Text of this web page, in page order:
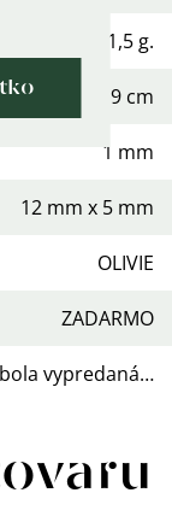
≤1,5 g.
16 až 19 cm
1 mm
12 mm x 5 mm
OLIVIE
ZADARMO
vypredaná…